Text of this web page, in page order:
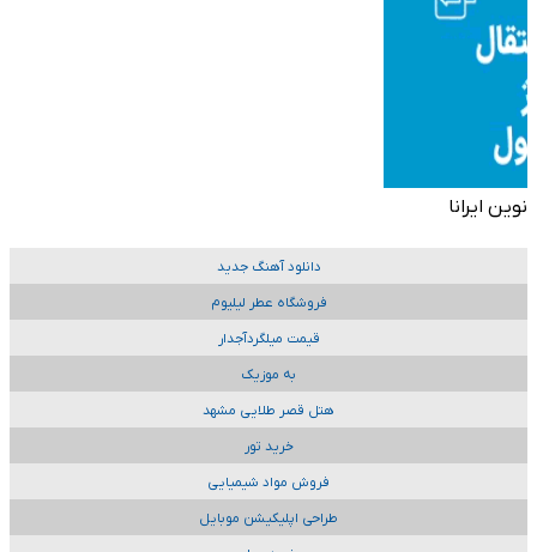
نوین ایرانا
دانلود آهنگ جدید
فروشگاه عطر لیلیوم
قیمت میلگردآجدار
به موزیک
هتل قصر طلایی مشهد
خرید تور
فروش مواد شیمیایی
طراحی اپلیکیشن موبایل